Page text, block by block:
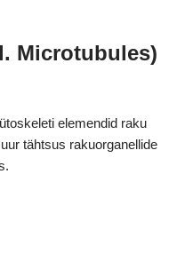
Microtubules)
elemendid raku
tähtsus rakuorganellide